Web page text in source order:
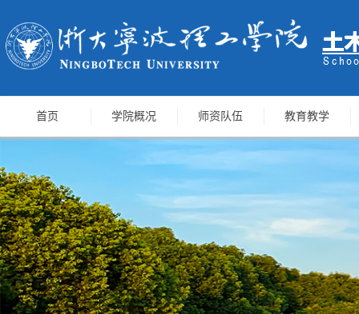
首页 学院概况 师资队伍 教育教学